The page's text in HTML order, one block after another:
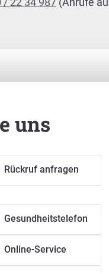
uns
Rückruf anfragen
Gesundheitstelefon
Online-Service
im Biathlon)